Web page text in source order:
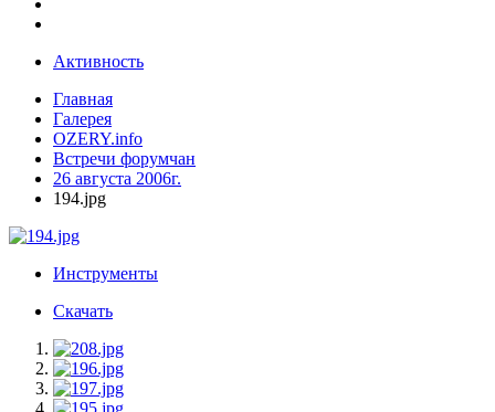
Активность
Главная
Галерея
OZERY.info
Встречи форумчан
26 августа 2006г.
194.jpg
Инструменты
Скачать